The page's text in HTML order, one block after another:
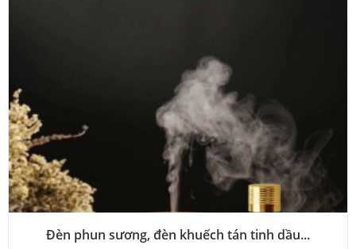
Đèn phun sương, đèn khuếch tán tinh dầu...